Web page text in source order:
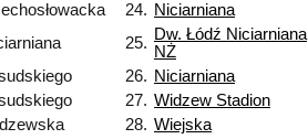
24. Niciarniana
25. Dw. Łódź Niciarniana
NŻ
26. Niciarniana
27. Widzew Stadion
28. Wiejska